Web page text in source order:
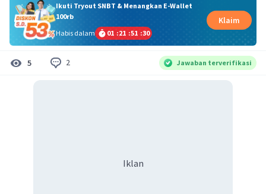
Ikuti Tryout SNBT & Menangkan E-Wallet
100rb
Habis dalam
01 :21 :51 :30
Klaim
5 2 Jawaban terverifikasi
Iklan